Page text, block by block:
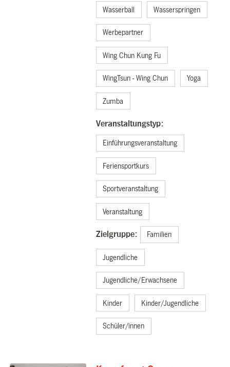
Wasserball Wasserspringen
Werbepartner
Wing Chun Kung Fu
WingTsun - Wing Chun Yoga
Zumba
Veranstaltungstyp:
Einführungsveranstaltung
Feriensportkurs
Sportveranstaltung
Veranstaltung
Zielgruppe: Familien
Jugendliche
Jugendliche/Erwachsene
Kinder Kinder/Jugendliche
Schüler/innen